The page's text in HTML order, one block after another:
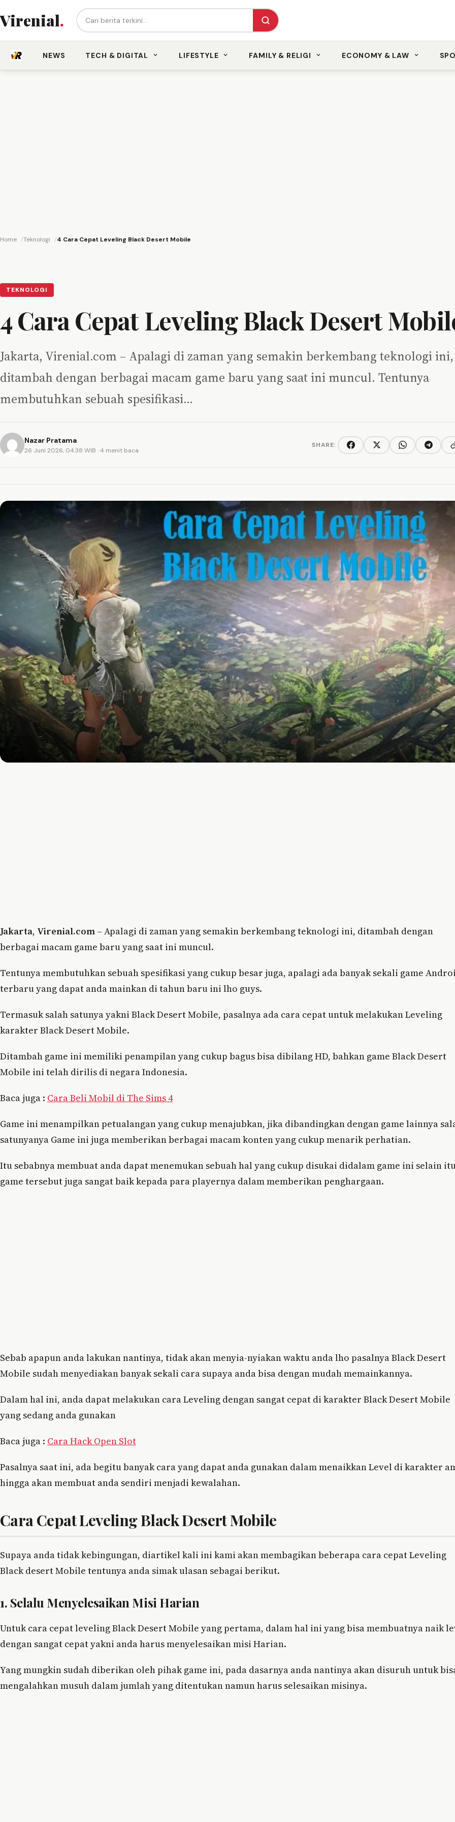
Virenial. Cari berita...
NEWS TECH & DIGITAL LIFESTYLE FAMILY & RELIGI ECONOMY & LAW
Home Teknologi 4 Cara Cepat Leveling Black Desert Mobile
TEKNOLOGI
4 Cara Cepat Leveling Black Desert
Jakarta, Virenial.com – Apalagi di zaman yang semakin berkembang teknologi ini,
ditambah dengan berbagai macam game baru yang saat ini muncul. Tentunya
membutuhkan sebuah spesifikasi…
Nazar Pratama
26 Juni 2026, 04:38 WIB · 4 menit baca
SHARE: FacebookTwitter/XWhatsAppTelegram
Jakarta, Virenial.com – Apalagi di zaman yang semakin berkembang teknologi ini, ditambah dengan
berbagai macam game baru yang saat ini muncul.
Tentunya membutuhkan sebuah spesifikasi yang cukup besar juga, apalagi ada banyak sekali game
terbaru yang dapat anda mainkan di tahun baru ini lho guys.
Termasuk salah satunya yakni Black Desert Mobile, pasalnya ada cara cepat untuk melakukan Leveling
karakter Black Desert Mobile.
Ditambah game ini memiliki penampilan yang cukup bagus bisa dibilang HD, bahkan game Black Desert
Mobile ini telah dirilis di negara Indonesia.
Baca juga : Cara Beli Mobil di The Sims 4
Game ini menampilkan petualangan yang cukup menajubkan, jika dibandingkan dengan game lainnya
satunyanya Game ini juga memberikan berbagai macam konten yang cukup menarik perhatian.
Itu sebabnya membuat anda dapat menemukan sebuah hal yang cukup disukai didalam game ini selain
game tersebut juga sangat baik kepada para playernya dalam memberikan penghargaan.
Sebab apapun anda lakukan nantinya, tidak akan menyia-nyiakan waktu anda lho pasalnya Black Desert
Mobile sudah menyediakan banyak sekali cara supaya anda bisa dengan mudah memainkannya.
Dalam hal ini, anda dapat melakukan cara Leveling dengan sangat cepat di karakter Black Desert Mobile
yang sedang anda gunakan
Baca juga : Cara Hack Open Slot
Pasalnya saat ini, ada begitu banyak cara yang dapat anda gunakan dalam menaikkan Level di karakter
hingga akan membuat anda sendiri menjadi kewalahan.
Cara Cepat Leveling Black Desert Mobile
Supaya anda tidak kebingungan, diartikel kali ini kami akan membagikan beberapa cara cepat Leveling
Black desert Mobile tentunya anda simak ulasan sebagai berikut.
1. Selalu Menyelesaikan Misi Harian
Untuk cara cepat leveling Black Desert Mobile yang pertama, dalam hal ini yang bisa membuatnya naik
dengan sangat cepat yakni anda harus menyelesaikan misi Harian.
Yang mungkin sudah diberikan oleh pihak game ini, pada dasarnya anda nantinya akan disuruh untuk
mengalahkan musuh dalam jumlah yang ditentukan namun harus selesaikan misinya.